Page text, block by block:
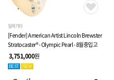
일렉기타
[Fender] American Artist Lincoln Brewster
Stratocaster® - Olympic Pearl - 8월중입고
3,751,000원
BEST NEW